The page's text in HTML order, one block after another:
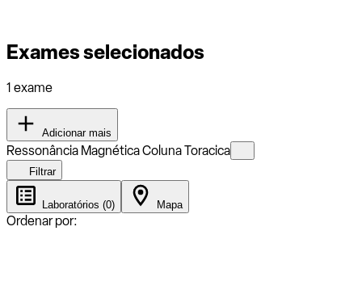
Exames selecionados
1 exame
Adicionar mais
Ressonância Magnética Coluna Toracica
Filtrar
Laboratórios (0) Mapa
Ordenar por: